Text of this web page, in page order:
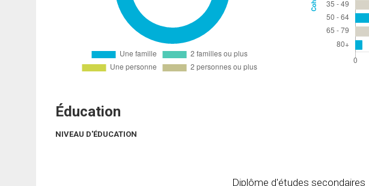
Éducation
NIVEAU D'ÉDUCATION
Diplôme d'études secondaires